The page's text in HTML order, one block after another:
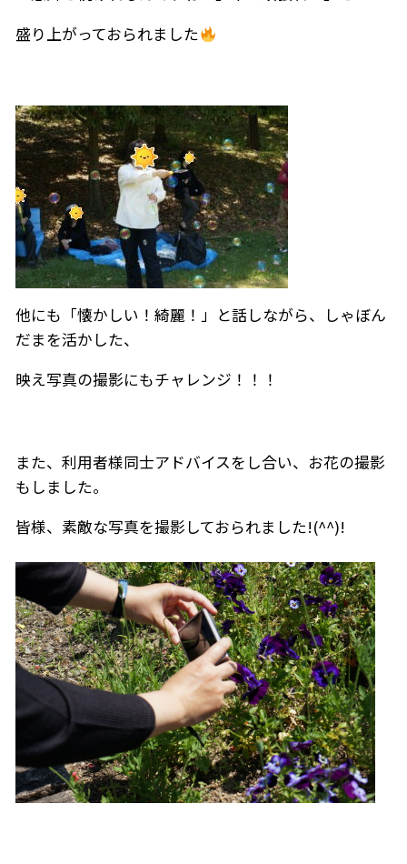
盛り上がっておられました
他にも「懐かしい！綺麗！」と話しながら、しゃぼん
だまを活かした、
映え写真の撮影にもチャレンジ！！！
また、利用者様同士アドバイスをし合い、お花の撮影
もしました。
皆様、素敵な写真を撮影しておられました!(^^)!